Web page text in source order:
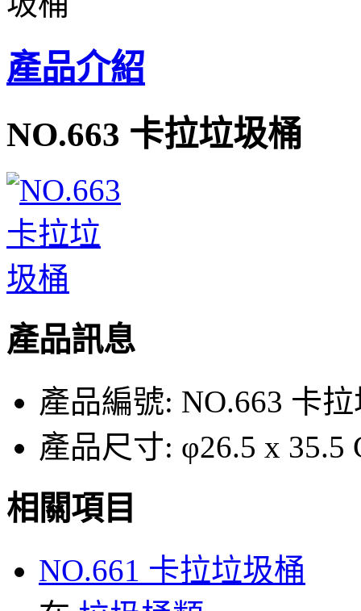
產品介紹
NO.663 卡拉垃圾桶
產品訊息
產品編號: NO.663 卡
產品尺寸: φ26.5 x 35.5
相關項目
NO.661 卡拉垃圾桶